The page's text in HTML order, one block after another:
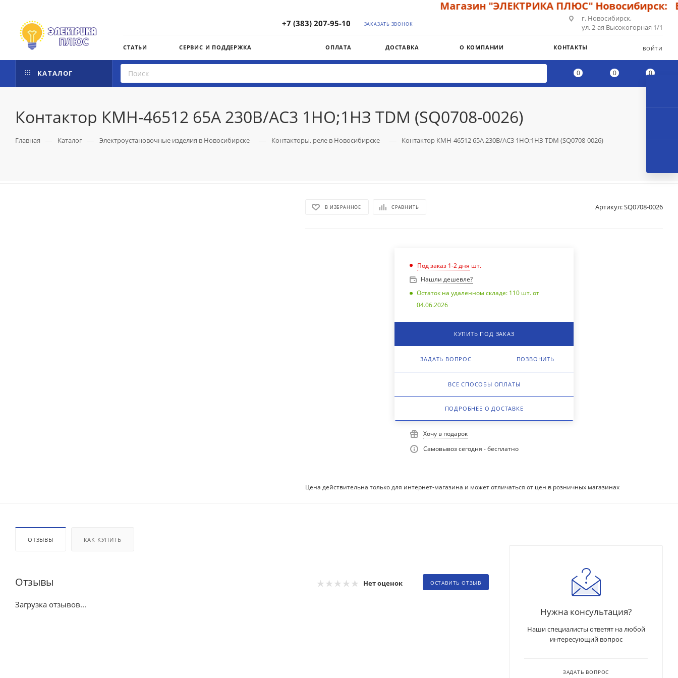
Магазин "ЭЛЕКТРИКА ПЛЮС" Новосибирск:
+7 (383) 207-95-10 ЗАКАЗАТЬ ЗВОНОК
г. Новосибирск,
ул. 2-ая Высокогорная 1/1
СТАТЬИ СЕРВИС И ПОДДЕРЖКА ОПЛАТА ДОСТАВКА О КОМПАНИИ КОНТАКТЫ ВОЙТИ
КАТАЛОГ 0 0 0
Контактор КМН-46512 65А 230В/АС3 1НО;1НЗ TDM (SQ0708-0026)
Главная — Каталог — Электроустановочные изделия в Новосибирске — Контакторы, реле в Новосибирске — Контактор КМН-46512 65А 230В/АС3 1НО;1НЗ TDM (SQ0708-0026)
В ИЗБРАННОЕ СРАВНИТЬ Артикул:SQ0708-0026
Под заказ 1-2 дня шт.
Нашли дешевле?
Остаток на удаленном складе: 110 шт. от
04.06.2026
КУПИТЬ ПОД ЗАКАЗ
ЗАДАТЬ ВОПРОС ПОЗВОНИТЬ
ВСЕ СПОСОБЫ ОПЛАТЫ
ПОДРОБНЕЕ О ДОСТАВКЕ
Хочу в подарок
Самовывоз сегодня - бесплатно
Цена действительна только для интернет-магазина и может отличаться от цен в розничных магазинах
ОТЗЫВЫ КАК КУПИТЬ
Отзывы Нет оценок ОСТАВИТЬ ОТЗЫВ
Загрузка отзывов...
Нужна консультация?
Наши специалисты ответят на любой
интересующий вопрос
ЗАДАТЬ ВОПРОС